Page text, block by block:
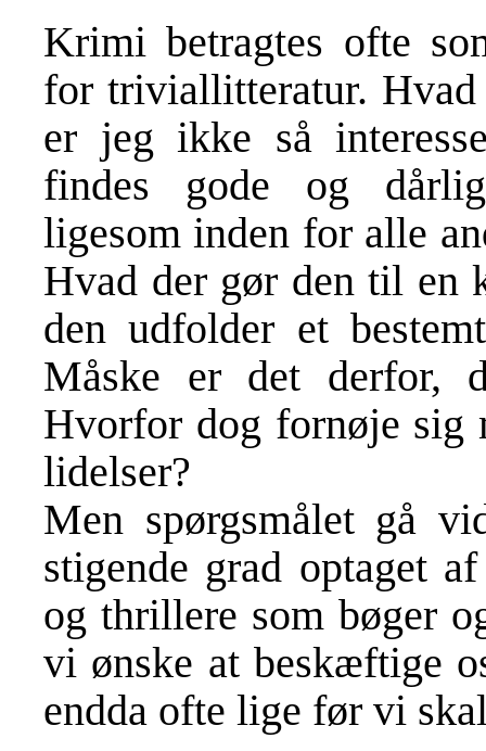
Krimi betragtes ofte
for triviallitteratur. Hvad
er jeg ikke så
findes gode og
ligesom inden for alle
Hvad der gør den til en
den udfolder et
Måske er det derfor,
Hvorfor dog fornøje sig
lidelser?
Men spørgsmålet gå
stigende grad optaget
og thrillere som bøger
vi ønske at beskæftige
endda ofte lige før vi